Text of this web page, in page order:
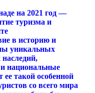
на 2021 год —
туризма и
в историю и
уникальных
национальные
такой особенной
со всего мира